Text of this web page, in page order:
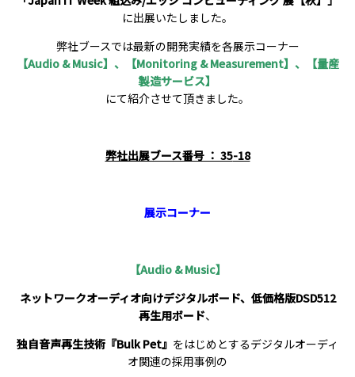
に出展いたしました。
弊社ブースでは最新の開発実績を各展示コーナー
【Audio & Music】、【Monitoring & Measurement】、【量産
製造サービス】
にて紹介させて頂きました。
弊社出展ブース番号 ： 35-18
展示コーナー
【Audio & Music】
ネットワークオーディオ向けデジタルボード、低価格版DSD512
再生用ボード、
独自音声再生技術『Bulk Pet』 をはじめとするデジタルオーディ
オ関連の採用事例の